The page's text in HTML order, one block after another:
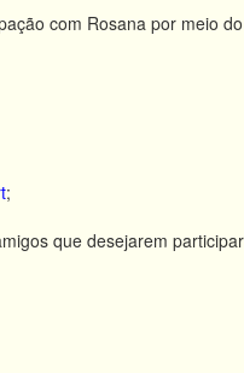
com Rosana por meio
;
que desejarem